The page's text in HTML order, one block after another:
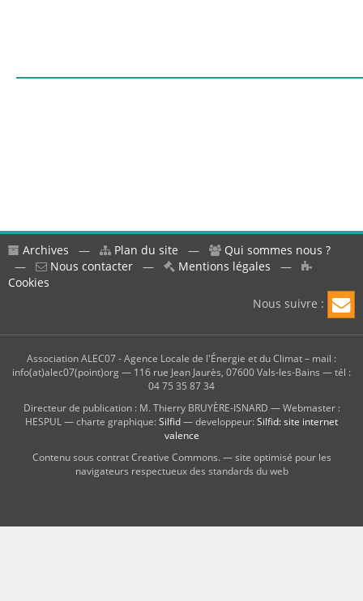
Archives — Plan du site —
Qui sommes nous ?
—
Nous contacter — Mentions légales —
Cookies
Nous suivre :
Association ALEC07 - Agence Locale de l'Énergie et du Climat – mail :
info(at)alec07(point)org — 116 rue Jean Jaurès, 07600 Vals-les-Bains — tél :
04 75 35 87 34
Directeur de publication : M. Thierry BRUYÈRE-ISNARD — Webmaster :
HESPUL — charte graphique:Silfid— developpeur:Silfid: site internet
valence
Contenu sous contrat Creative Commons. — site optimisé pour les
navigateurs respectueux des standards du web